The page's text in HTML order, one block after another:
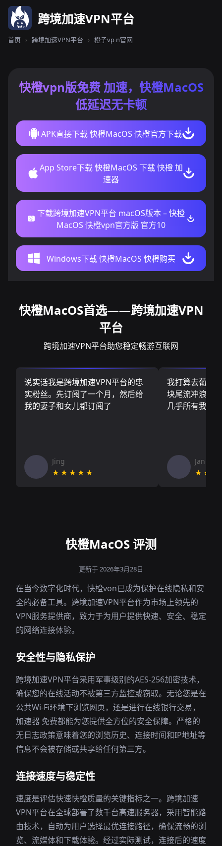
跨境加速VPN平台
首页 › 跨境加速VPN平台 › 橙子vp n官网
快橙vpn版免费 加速，快橙MacOS
低延迟无卡顿
APK直接下载 快橙MacOS 快橙官方下载
App Store下载 快橙MacOS 下载 快橙 加
速器
下载跨境加速VPN平台 macOS版本 – 快橙
MacOS 快橙vpn官方版 官方10
Windows下载 快橙MacOS 快橙购买
快橙MacOS首选——跨境加速VPN
平台
跨境加速VPN平台助您稳定畅游互联网
说实话我是跨境加速VPN平台的忠
实粉丝。先订阅了一个月，然后给
我的妻子和女儿都订阅了
Jing
★★★★★
我打算去葡萄
块尾流冲浪板
几乎所有我需
Jan V
快橙MacOS 评测
更新于 2026年3月28日
在当今数字化时代，快橙von已成为保护在线隐私和安
全的必备工具。跨境加速VPN平台作为市场上领先的
VPN服务提供商，致力于为用户提供快速、安全、稳定
的网络连接体验。
安全性与隐私保护
跨境加速VPN平台采用军事级别的AES-256加密技术，
确保您的在线活动不被第三方监控或窃取。无论您是在
公共Wi-Fi环境下浏览网页，还是进行在线银行交易，
加速器 免费都能为您提供全方位的安全保障。严格的
无日志政策意味着您的浏览历史、连接时间和IP地址等
信息不会被存储或共享给任何第三方。
连接速度与稳定性
速度是评估快速快橙质量的关键指标之一。跨境加速
VPN平台在全球部署了数千台高速服务器，采用智能路
由技术，自动为用户选择最优连接路径，确保流畅的浏
览、流媒体和下载体验。经过实际测试，连接后的速度